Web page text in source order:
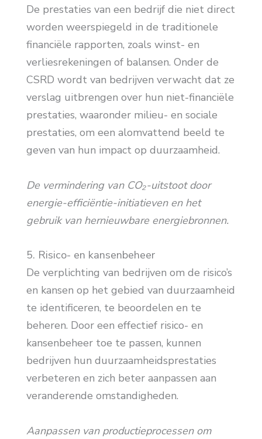
De prestaties van een bedrijf die niet direct
worden weerspiegeld in de traditionele
financiële rapporten, zoals winst- en
verliesrekeningen of balansen. Onder de
CSRD wordt van bedrijven verwacht dat ze
verslag uitbrengen over hun niet-financiële
prestaties, waaronder milieu- en sociale
prestaties, om een alomvattend beeld te
geven van hun impact op duurzaamheid.
De vermindering van CO₂-uitstoot door
energie-efficiëntie-initiatieven en het
gebruik van hernieuwbare energiebronnen.
5. Risico- en kansenbeheer
De verplichting van bedrijven om de risico’s
en kansen op het gebied van duurzaamheid
te identificeren, te beoordelen en te
beheren. Door een effectief risico- en
kansenbeheer toe te passen, kunnen
bedrijven hun duurzaamheidsprestaties
verbeteren en zich beter aanpassen aan
veranderende omstandigheden.
Aanpassen van productieprocessen om